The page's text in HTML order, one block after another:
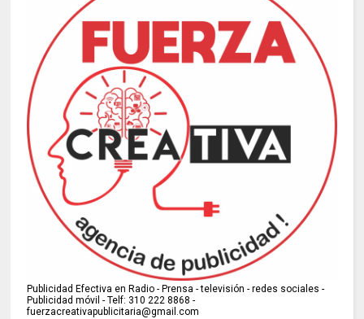
Publicidad Efectiva en Radio - Prensa - televisión - redes sociales -
Publicidad móvil - Telf: 310 222 8868 -
fuerzacreativapublicitaria@gmail.com